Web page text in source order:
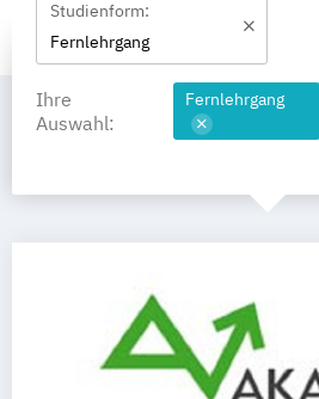
Studienform:
Fernlehrgang
Ihre
Auswahl:
Fernlehrgang